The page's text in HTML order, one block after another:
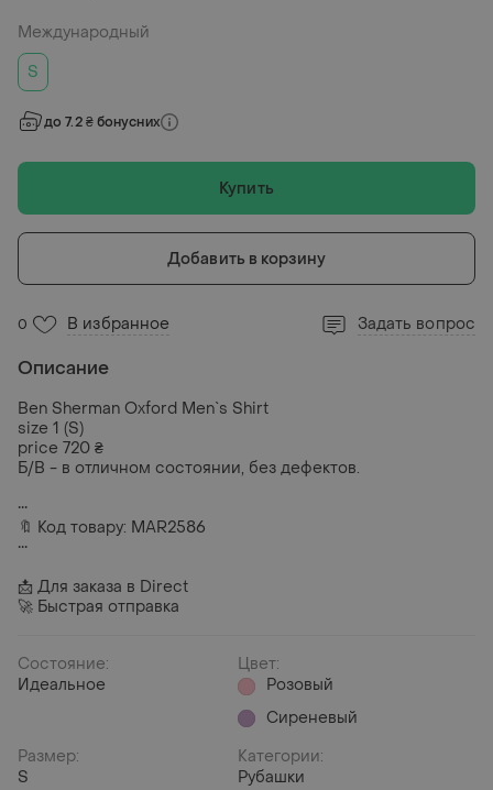
Международный
S
до 7.2 ₴ бонусних
Купить
Добавить в корзину
0 В избранное Задать вопрос
Описание
Ben Sherman Oxford Men`s Shirt
size 1 (S)
price 720 ₴
Б/В - в отличном состоянии, без дефектов.
•••
🔖 Код товару: MAR2586
•••
📩 Для заказа в Direct
🚀 Быстрая отправка
Состояние:
Идеальное
Цвет:
Розовый
Сиреневый
Размер:
S
Категории:
Рубашки